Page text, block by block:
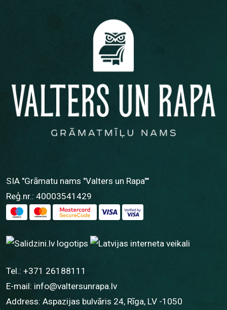
SIA "Grāmatu nams "Valters un Rapa""
Reģ.nr.: 40003541429
Tel.: +371 26188111
E-mail: info@valtersunrapa.lv
Address: Aspazijas bulvāris 24, Rīga, LV -1050